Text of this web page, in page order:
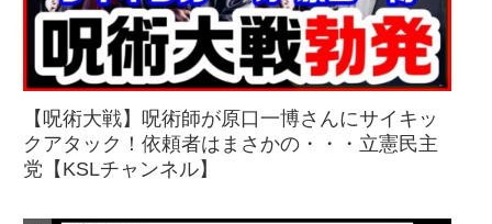
【呪術大戦】呪術師が原口一博さんにサイキッ
クアタック！依頼者はまさかの・・・立憲民主
党【KSLチャンネル】